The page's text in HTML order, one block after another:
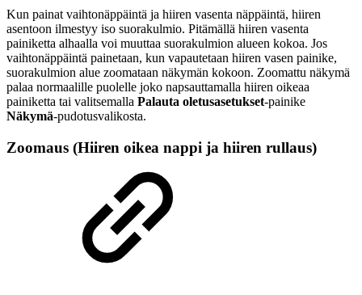
Kun painat vaihtonäppäintä ja hiiren vasenta näppäintä, hiiren
asentoon ilmestyy iso suorakulmio. Pitämällä hiiren vasenta
painiketta alhaalla voi muuttaa suorakulmion alueen kokoa. Jos
vaihtonäppäintä painetaan, kun vapautetaan hiiren vasen painike,
suorakulmion alue zoomataan näkymän kokoon. Zoomattu näkymä
palaa normaalille puolelle joko napsauttamalla hiiren oikeaa
painiketta tai valitsemalla Palauta oletusasetukset-painike
Näkymä-pudotusvalikosta.
Zoomaus (Hiiren oikea nappi ja hiiren rullaus)